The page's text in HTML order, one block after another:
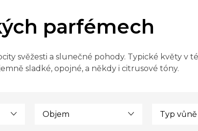
parfémech
svěžesti a slunečné pohody. Typické květy v
sladké, opojné, a někdy i citrusové tóny.
Objem Typ vůně